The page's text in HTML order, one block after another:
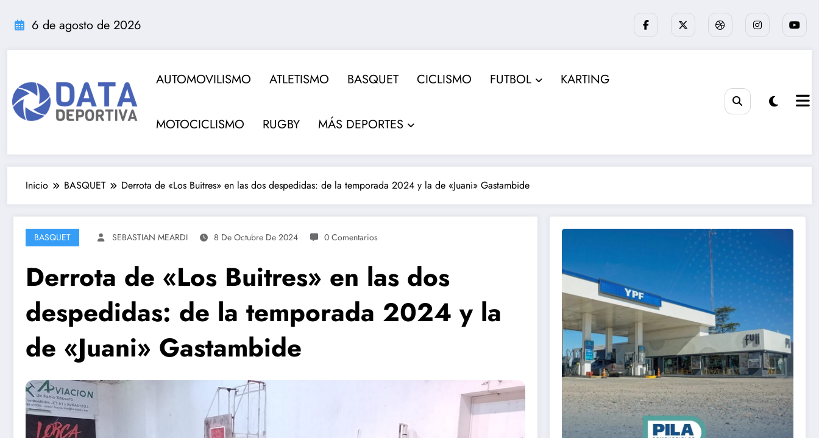
6 de agosto de 2026
AUTOMOVILISMO ATLETISMO BASQUET CICLISMO FUTBOL KARTING
MOTOCICLISMO RUGBY MÁS DEPORTES
Inicio BASQUET Derrota de «Los Buitres» en las dos despedidas: de la temporada 2024 y la de «Juani» Gastambide
BASQUET SEBASTIAN MEARDI 8 De Octubre De 2024 0 Comentarios
Derrota de «Los Buitres» en las dos
despedidas: de la temporada 2024 y la
de «Juani» Gastambide